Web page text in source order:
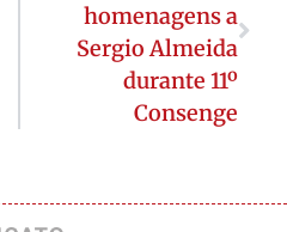
homenagens a
Sergio Almeida
durante 11º
Consenge